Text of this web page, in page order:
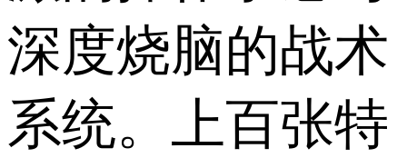
深度烧脑的战术
系统。上百张特